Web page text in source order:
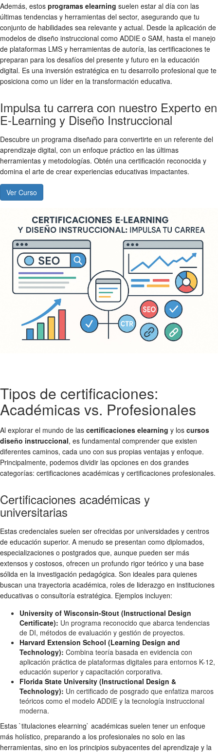
Además, estos programas elearning suelen estar al día con las
últimas tendencias y herramientas del sector, asegurando que tu
conjunto de habilidades sea relevante y actual. Desde la aplicación de
modelos de diseño instruccional como ADDIE o SAM, hasta el manejo
de plataformas LMS y herramientas de autoría, las certificaciones te
preparan para los desafíos del presente y futuro en la educación
digital. Es una inversión estratégica en tu desarrollo profesional que te
posiciona como un líder en la transformación educativa.
Impulsa tu carrera con nuestro Experto en
E-Learning y Diseño Instruccional
Descubre un programa diseñado para convertirte en un referente del
aprendizaje digital, con un enfoque práctico en las últimas
herramientas y metodologías. Obtén una certificación reconocida y
domina el arte de crear experiencias educativas impactantes.
Ver Curso
Tipos de certificaciones:
Académicas vs. Profesionales
Al explorar el mundo de las certificaciones elearning y los cursos
diseño instruccional, es fundamental comprender que existen
diferentes caminos, cada uno con sus propias ventajas y enfoque.
Principalmente, podemos dividir las opciones en dos grandes
categorías: certificaciones académicas y certificaciones profesionales.
Certificaciones académicas y
universitarias
Estas credenciales suelen ser ofrecidas por universidades y centros
de educación superior. A menudo se presentan como diplomados,
especializaciones o postgrados que, aunque pueden ser más
extensos y costosos, ofrecen un profundo rigor teórico y una base
sólida en la investigación pedagógica. Son ideales para quienes
buscan una trayectoria académica, roles de liderazgo en instituciones
educativas o consultoría estratégica. Ejemplos incluyen:
University of Wisconsin-Stout (Instructional Design
Certificate): Un programa reconocido que abarca tendencias
de DI, métodos de evaluación y gestión de proyectos.
Harvard Extension School (Learning Design and
Technology): Combina teoría basada en evidencia con
aplicación práctica de plataformas digitales para entornos K-12,
educación superior y capacitación corporativa.
Florida State University (Instructional Design &
Technology): Un certificado de posgrado que enfatiza marcos
teóricos como el modelo ADDIE y la tecnología instruccional
moderna.
Estas `titulaciones elearning` académicas suelen tener un enfoque
más holístico, preparando a los profesionales no solo en las
herramientas, sino en los principios subyacentes del aprendizaje y la